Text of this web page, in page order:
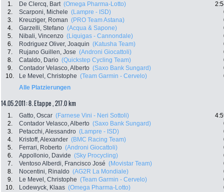
1. De Clercq, Bart (Omega Pharma-Lotto)
2.
Scarponi, Michele (Lampre - ISD)
3.
Kreuziger, Roman (PRO Team Astana)
4.
Garzelli, Stefano (Acqua & Sapone)
5.
Nibali, Vincenzo (Liquigas - Cannondale)
6.
Rodriguez Oliver, Joaquin (Katusha Team)
7.
Rujano Guillen, Jose (Androni Giocattoli)
8.
Cataldo, Dario (Quickstep Cycling Team)
9.
Contador Velasco, Alberto (Saxo Bank Sungard)
10.
Le Mevel, Christophe (Team Garmin - Cervelo)
Alle Platzierungen
14.05.2011: 8. Etappe , 217.0 km
1. Gatto, Oscar (Farnese Vini - Neri Sottoli)
2.
Contador Velasco, Alberto (Saxo Bank Sungard)
3.
Petacchi, Alessandro (Lampre - ISD)
4.
Kristoff, Alexander (BMC Racing Team)
5.
Ferrari, Roberto (Androni Giocattoli)
6.
Appollonio, Davide (Sky Procycling)
7.
Ventoso Alberdi, Francisco José (Movistar Team)
8.
Nocentini, Rinaldo (AG2R La Mondiale)
9.
Le Mevel, Christophe (Team Garmin - Cervelo)
10.
Lodewyck, Klaas (Omega Pharma-Lotto)